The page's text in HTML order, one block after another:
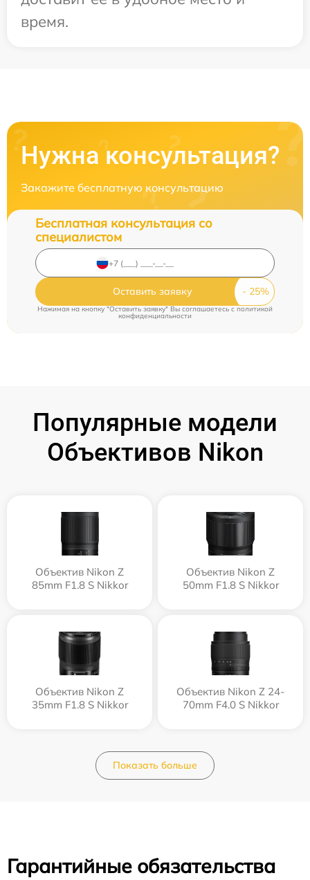
время.
Нужна консультация?
Закажите бесплатную консультацию
Бесплатная консультация со
специалистом
Оставить заявку
Нажимая на кнопку "Оставить заявку" Вы соглашаетесь cполитикой
конфиденциальности
Популярные модели
Объективов Nikon
Объектив Nikon Z
85mm F1.8 S Nikkor
Объектив Nikon Z
50mm F1.8 S Nikkor
Объектив Nikon Z
35mm F1.8 S Nikkor
Объектив Nikon Z 24-
70mm F4.0 S Nikkor
Показать больше
Гарантийные обязательства